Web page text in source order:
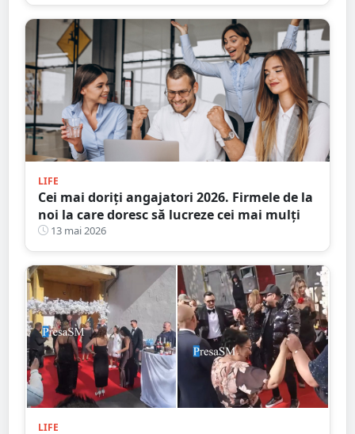
LIFE
Cei mai doriţi angajatori 2026. Firmele de la
noi la care doresc să lucreze cei mai mulți
13 mai 2026
LIFE